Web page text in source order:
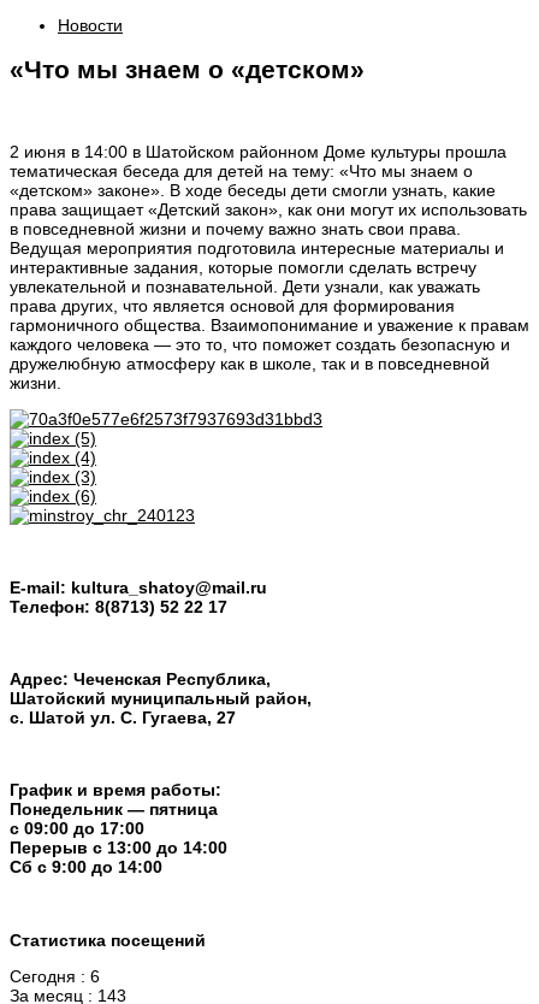
Новости
«Что мы знаем о «детском»
2 июня в 14:00 в Шатойском районном Доме культуры прошла
тематическая беседа для детей на тему: «Что мы знаем о
«детском» законе». В ходе беседы дети смогли узнать, какие
права защищает «Детский закон», как они могут их использовать
в повседневной жизни и почему важно знать свои права.
Ведущая мероприятия подготовила интересные материалы и
интерактивные задания, которые помогли сделать встречу
увлекательной и познавательной. Дети узнали, как уважать
права других, что является основой для формирования
гармоничного общества. Взаимопонимание и уважение к правам
каждого человека — это то, что поможет создать безопасную и
дружелюбную атмосферу как в школе, так и в повседневной
жизни.
E-mail: kultura_shatoy@mail.ru
Телефон: 8(8713) 52 22 17
Адрес: Чеченская Республика,
Шатойский муниципальный район,
с. Шатой ул. С. Гугаева, 27
График и время работы:
Понедельник — пятница
с 09:00 до 17:00
Перерыв c 13:00 до 14:00
Cб с 9:00 до 14:00
Статистика посещений
Сегодня : 6
За месяц : 143